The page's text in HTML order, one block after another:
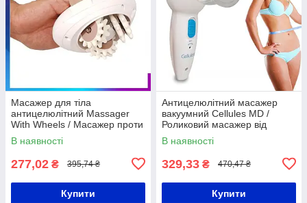
Масажер для тіла
антицелюлітний Massager
With Wheels / Масажер проти
целюліту
В наявності
277,02 ₴ 395,74 ₴
Купити
Антицелюлітний масажер
вакуумний Cellules MD /
Роликовий масажер від
целюліту
В наявності
329,33 ₴ 470,47 ₴
Купити